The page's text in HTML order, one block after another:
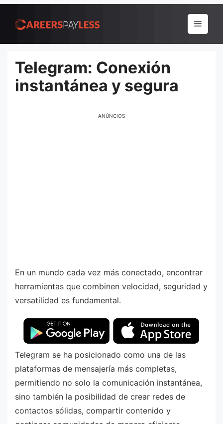
para
conteúdo
Menu
Telegram: Conexión
instantánea y segura
ANÚNCIOS
En un mundo cada vez más conectado, encontrar
herramientas que combinen velocidad, seguridad y
versatilidad es fundamental.
Telegram se ha posicionado como una de las
plataformas de mensajería más completas,
permitiendo no solo la comunicación instantánea,
sino también la posibilidad de crear redes de
contactos sólidas, compartir contenido y